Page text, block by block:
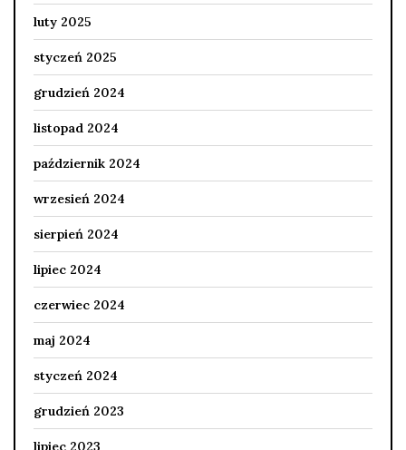
luty 2025
styczeń 2025
grudzień 2024
listopad 2024
październik 2024
wrzesień 2024
sierpień 2024
lipiec 2024
czerwiec 2024
maj 2024
styczeń 2024
grudzień 2023
lipiec 2023